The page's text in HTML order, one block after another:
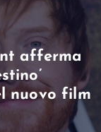
afferma
nuovo film